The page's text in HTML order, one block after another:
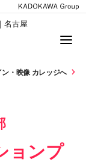
名古屋
・ 映像 カレッジへ
ョンプ